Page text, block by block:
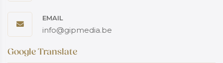
EMAIL
info@gipmedia.be
Google Translate